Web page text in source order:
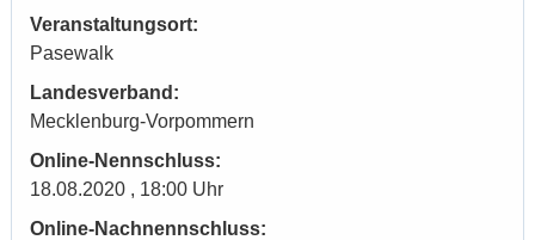
Veranstaltungsort:
Pasewalk
Landesverband:
Mecklenburg-Vorpommern
Online-Nennschluss:
18.08.2020 , 18:00 Uhr
Online-Nachnennschluss: